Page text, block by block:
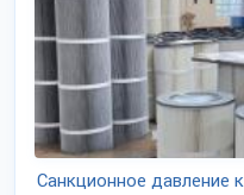
Санкционное давление